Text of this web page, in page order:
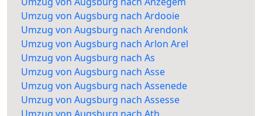
Umzug von Augsburg nach Ardooie
Umzug von Augsburg nach Arendonk
Umzug von Augsburg nach Arlon Arel
Umzug von Augsburg nach As
Umzug von Augsburg nach Asse
Umzug von Augsburg nach Assenede
Umzug von Augsburg nach Assesse